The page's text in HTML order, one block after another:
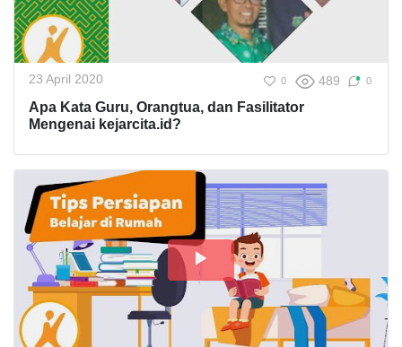
23 April 2020 0 489 0
Apa Kata Guru, Orangtua, dan Fasilitator
Mengenai kejarcita.id?